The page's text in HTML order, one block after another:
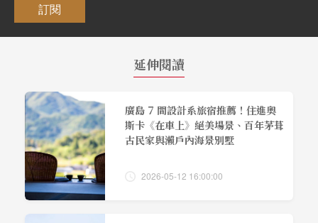
訂閱
延伸閱讀
廣島 7 間設計系旅宿推薦！住進奧
斯卡《在車上》絕美場景、百年茅葺
古民家與瀨戶內海景別墅
2026-05-12 16:00:00